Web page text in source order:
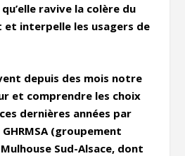
ravive la colère du
et interpelle les usagers de
depuis des mois notre
et comprendre les choix
dernières années par
(groupement
Sud-Alsace, dont